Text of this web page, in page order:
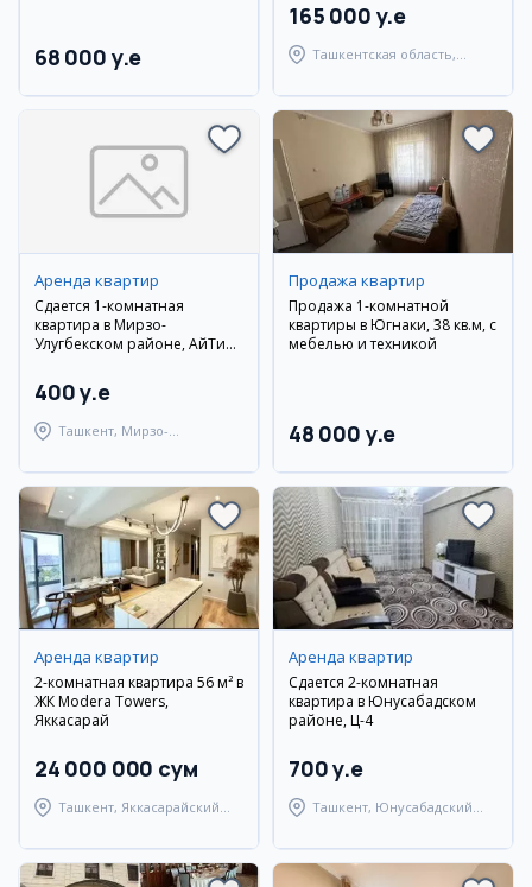
68 000 y.e
165 000 y.e
Ташкентская область,
Аренда квартир
Сдается 1-комнатная
квартира в Мирзо-
Улугбекском районе, АйТи
400 y.e
Ташкент, Мирзо-
Продажа квартир
Продажа 1-комнатной
квартиры в Югнаки, 38 кв.м, с
мебелью и техникой
48 000 y.e
Аренда квартир
2-комнатная квартира 56 м² в
ЖК Modera Towers,
Яккасарай
24 000 000 сум
Ташкент, Яккасарайский
Аренда квартир
Сдается 2-комнатная
квартира в Юнусабадском
районе, Ц-4
700 y.e
Ташкент, Юнусабадский